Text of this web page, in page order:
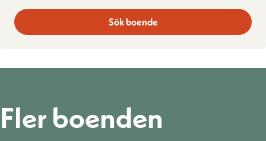
Sök boende
Fler boenden